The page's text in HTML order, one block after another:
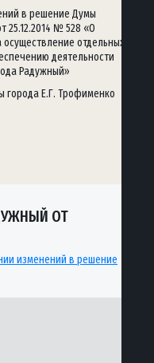
в решение Думы
25.12.2014 № 528 «О
отдельных
деятельности
Радужный»
города Е.Г. Трофименко
ОТ
изменений в решение